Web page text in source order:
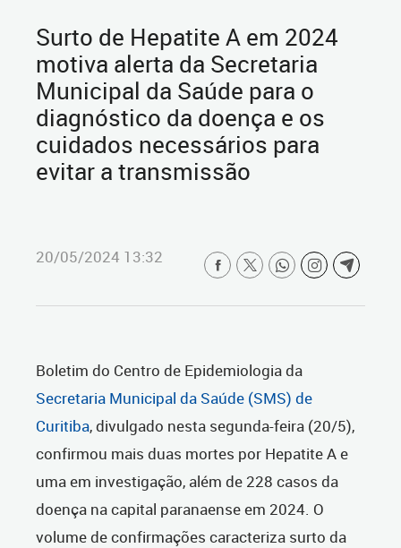
Surto de Hepatite A em 2024
motiva alerta da Secretaria
Municipal da Saúde para o
diagnóstico da doença e os
cuidados necessários para
evitar a transmissão
20/05/2024 13:32
Boletim do Centro de Epidemiologia da
Secretaria Municipal da Saúde (SMS) de
Curitiba, divulgado nesta segunda-feira (20/5),
confirmou mais duas mortes por Hepatite A e
uma em investigação, além de 228 casos da
doença na capital paranaense em 2024. O
volume de confirmações caracteriza surto da